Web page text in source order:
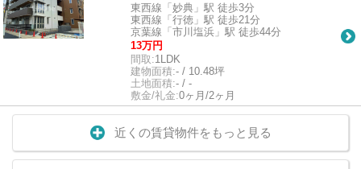
東西線「妙典」駅 徒歩3分
東西線「行徳」駅 徒歩21分
京葉線「市川塩浜」駅 徒歩44分
13万円
間取:1LDK
建物面積:- / 10.48坪
土地面積:- / -
敷金/礼金:0ヶ月/2ヶ月
近くの賃貸物件をもっと見る